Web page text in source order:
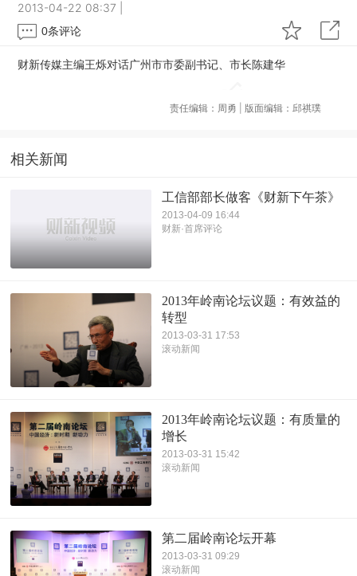
2013-04-22 08:37
0条评论
财新传媒主编王烁对话广州市市委副书记、市长陈建华
责任编辑：周勇 | 版面编辑：邱祺璞
相关新闻
工信部部长做客《财新下午茶》
2013-04-09 16:44
财新·首席评论
2013年岭南论坛议题：有效益的
转型
2013-03-31 17:53
滚动新闻
2013年岭南论坛议题：有质量的
增长
2013-03-31 15:42
滚动新闻
第二届岭南论坛开幕
2013-03-31 09:29
滚动新闻